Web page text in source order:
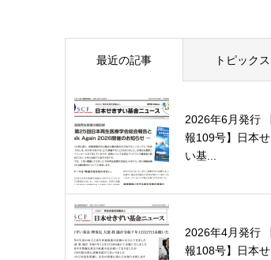
最近の記事 トピックス
2026年6月発行
報109号】日本
い基...
2026年4月発行
報108号】日本